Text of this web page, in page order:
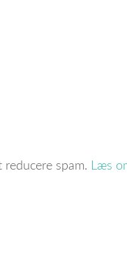
spam. Læs